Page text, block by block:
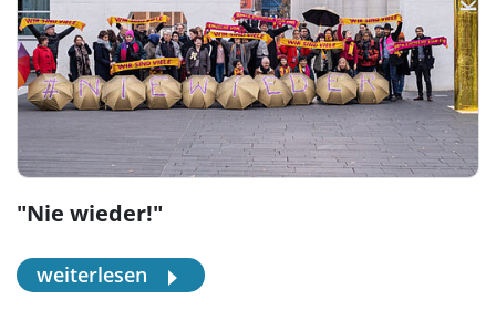
"Nie wieder!"
weiterlesen